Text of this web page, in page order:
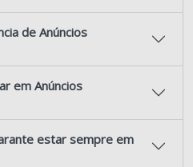
de Anúncios
em Anúncios
estar sempre em